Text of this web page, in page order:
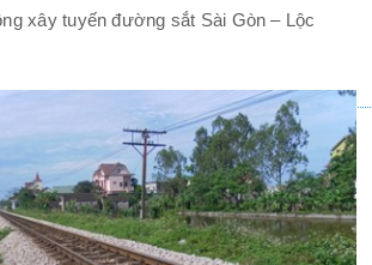
xây tuyến đường sắt Sài Gòn – Lộc